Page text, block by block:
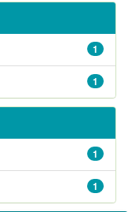
1
1
1
1